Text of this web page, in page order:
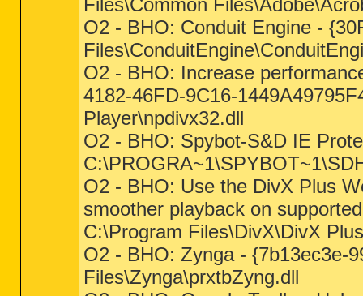
Files\Common
O2 - BHO: Conduit Engine -
O2 - BHO: Increase
4182-46FD-9C16-
Player\npdivx32.dll
O2 - BHO: Spybot-S&D IE
O2 - BHO: Use the DivX Plus
smoother playback on
C:\Program Files\DivX\DivX
O2 - BHO: Zynga - {7b13ec3e-
Files\Zynga\prxtbZyng.dll